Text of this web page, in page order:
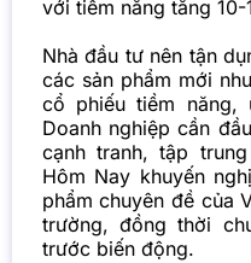
với tiềm năng tăng
Nhà đầu tư nên tận
các sản phẩm mới
cổ phiếu tiềm năng,
Doanh nghiệp cần
cạnh tranh, tập
Hôm Nay khuyến
phẩm chuyên đề của
trường, đồng thời
trước biến động.